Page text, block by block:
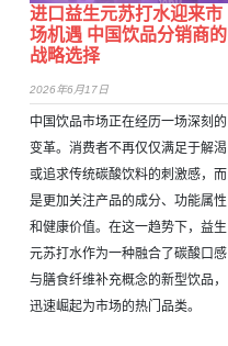
进口益生元苏打水迎来市
场机遇 中国饮品分销商的
战略选择
2026年6月17日
中国饮品市场正在经历一场深刻的
变革。消费者不再仅仅满足于解渴
或追求传统碳酸饮料的刺激感，而
是更加关注产品的成分、功能属性
和健康价值。在这一趋势下，益生
元苏打水作为一种融合了碳酸口感
与膳食纤维补充概念的新型饮品，
迅速崛起为市场的热门品类。